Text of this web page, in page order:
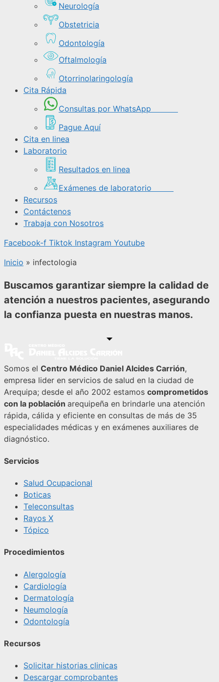
Neurología
Obstetricia
Odontología
Oftalmología
Otorrinolaringología
Cita Rápida
Consultas por WhatsApp
Pague Aquí
Cita en linea
Laboratorio
Resultados en linea
Exámenes de laboratorio
Recursos
Contáctenos
Trabaja con Nosotros
Facebook-f Tiktok Instagram Youtube
Inicio » infectologia
Buscamos garantizar siempre la calidad de
atención a nuestros pacientes, asegurando
la confianza puesta en nuestras manos.
Somos el Centro Médico Daniel Alcides Carrión,
empresa lider en servicios de salud en la ciudad de
Arequipa; desde el año 2002 estamos comprometidos
con la población arequipeña en brindarle una atención
rápida, cálida y eficiente en consultas de más de 35
especialidades médicas y en exámenes auxiliares de
diagnóstico.
Servicios
Salud Ocupacional
Boticas
Teleconsultas
Rayos X
Tópico
Procedimientos
Alergología
Cardiología
Dermatología
Neumología
Odontología
Recursos
Solicitar historias clinicas
Descargar comprobantes